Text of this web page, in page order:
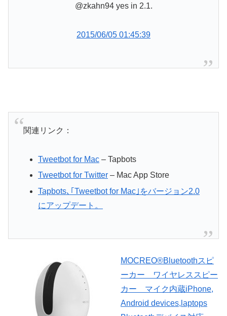
@zkahn94 yes in 2.1.
2015/06/05 01:45:39
関連リンク：
Tweetbot for Mac– Tapbots
Tweetbot for Twitter– Mac App Store
Tapbots､｢Tweetbot for Mac｣をバージョン2.0
にアップデート。
MOCREO®Bluetoothスピ
ーカー ワイヤレススピー
カー マイク内蔵iPhone,
Android devices,laptops